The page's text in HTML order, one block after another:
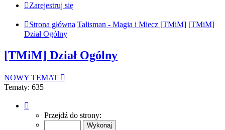
Zarejestruj się
Strona główna Talisman - Magia i Miecz [TMiM] [TMiM]
Dział Ogólny
[TMiM] Dział Ogólny
NOWY TEMAT
Tematy: 635
Przejdź do strony: